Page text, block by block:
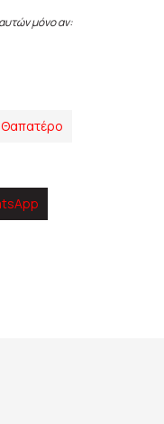
μόνο αν:
Θαπατέρο